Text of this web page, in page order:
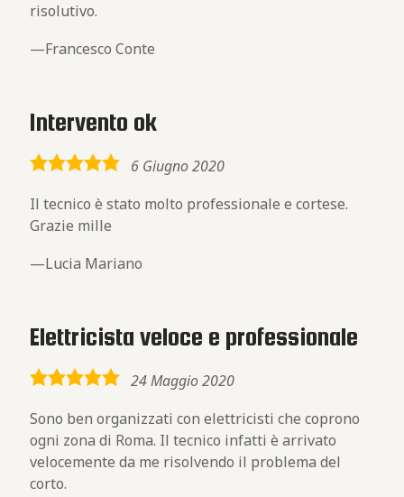
risolutivo.
Francesco Conte
Intervento ok
5,0
6 Giugno 2020
Il tecnico è stato molto professionale e cortese.
Grazie mille
Lucia Mariano
Elettricista veloce e professionale
5,0
24 Maggio 2020
Sono ben organizzati con elettricisti che coprono
ogni zona di Roma. Il tecnico infatti è arrivato
velocemente da me risolvendo il problema del
corto.